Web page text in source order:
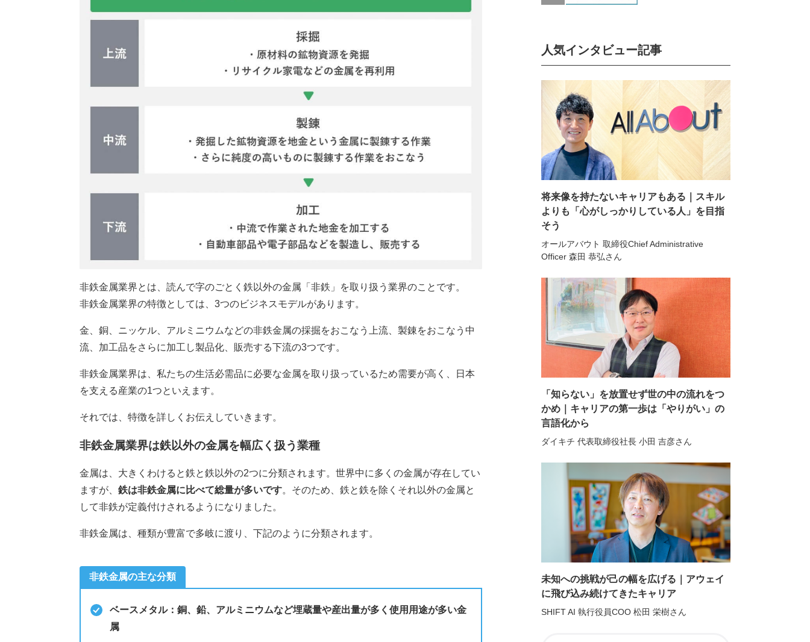
非鉄金属業界とは、読んで字のごとく鉄以外の金属「非鉄」を取り扱う業界のことです。
非鉄金属業界の特徴としては、3つのビジネスモデルがあります。
金、銅、ニッケル、アルミニウムなどの非鉄金属の採掘をおこなう上流、製錬をおこなう中
流、加工品をさらに加工し製品化、販売する下流の3つです。
非鉄金属業界は、私たちの生活必需品に必要な金属を取り扱っているため需要が高く、日本
を支える産業の1つといえます。
それでは、特徴を詳しくお伝えしていきます。
非鉄金属業界は鉄以外の金属を幅広く扱う業種
金属は、大きくわけると鉄と鉄以外の2つに分類されます。世界中に多くの金属が存在してい
ますが、 鉄は非鉄金属に比べて総量が多いです。そのため、鉄と鉄を除くそれ以外の金属と
して非鉄が定義付けされるようになりました。
非鉄金属は、種類が豊富で多岐に渡り、下記のように分類されます。
非鉄金属の主な分類
ベースメタル：銅、鉛、アルミニウムなど埋蔵量や産出量が多く使用用途が多い金
属
人気インタビュー記事
将来像を持たないキャリアもある｜スキル
よりも「心がしっかりしている人」を目指
そう
オールアバウト 取締役Chief Administrative
Officer 森田 恭弘さん
「知らない」を放置せず世の中の流れをつ
かめ｜キャリアの第一歩は「やりがい」の
言語化から
ダイキチ 代表取締役社長 小田 吉彦さん
未知への挑戦が己の幅を広げる｜アウェイ
に飛び込み続けてきたキャリア
SHIFT AI 執行役員COO 松田 栄樹さん